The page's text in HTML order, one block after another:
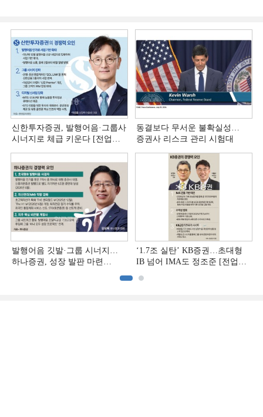
신한투자증권, 발행어음·그룹사
시너지로 체급 키운다 [전업계
동결보다 무서운 불확실성…
증권사 리스크 관리 시험대
발행어음 깃발·그룹 시너지…
하나증권, 성장 발판 마련
‘1.7조 실탄’ KB증권…초대형
IB 넘어 IMA도 정조준 [전업계